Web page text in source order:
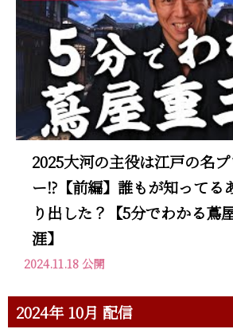
2025大河の主役は江戸の名
ー⁉【前編】誰もが知ってる
り出した？【5分でわかる蔦
涯】
2024.11.18 公開
2024年 10月 配信